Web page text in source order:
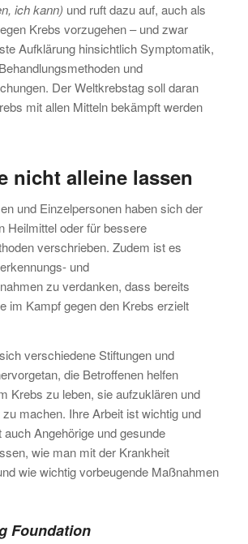
ich kann) und ruft dazu auf, auch als
Krebs vorzugehen – und zwar
Aufklärung hinsichtlich Symptomatik,
und
Der Weltkrebstag soll daran
mit allen Mitteln bekämpft werden
nicht alleine lassen
und Einzelpersonen haben sich der
Heilmittel oder für bessere
verschrieben. Zudem ist es
und
zu verdanken, dass bereits
im Kampf gegen den Krebs erzielt
verschiedene Stiftungen und
die Betroffenen helfen
Krebs zu leben, sie aufzuklären und
machen. Ihre Arbeit ist wichtig und
auch Angehörige und gesunde
wie man mit der Krankheit
wie wichtig vorbeugende Maßnahmen
Foundation